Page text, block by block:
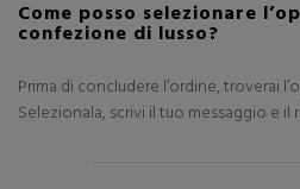
Come posso selezionare
confezione di lusso?
Prima di concludere l’ordine, troverai
Selezionala, scrivi il tuo messaggio e